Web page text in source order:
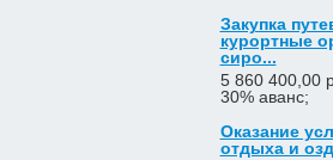
Закупка
курортные
сиро...
5 860 400,00
30% аванс;
Оказание
отдыха и